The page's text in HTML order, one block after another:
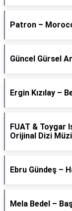
Patron –
Güncel Gürsel
Ergin Kızılay –
FUAT & Toygar
Orijinal Dizi
Ebru Gündeş –
Mela Bedel –